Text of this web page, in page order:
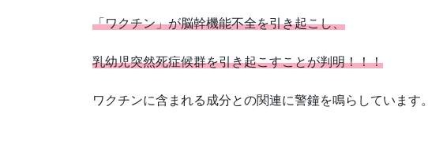
「ワクチン」が脳幹機能不全を引き起こし、
乳幼児突然死症候群を引き起こすことが判明！！！
ワクチンに含まれる成分との関連に警鐘を鳴らしています。